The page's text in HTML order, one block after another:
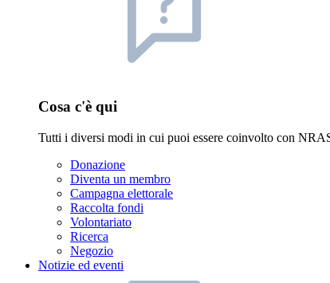
Cosa c'è qui
Tutti i diversi modi in cui puoi essere coinvolto con
Donazione
Diventa un membro
Campagna elettorale
Raccolta fondi
Volontariato
Ricerca
Negozio
Notizie ed eventi